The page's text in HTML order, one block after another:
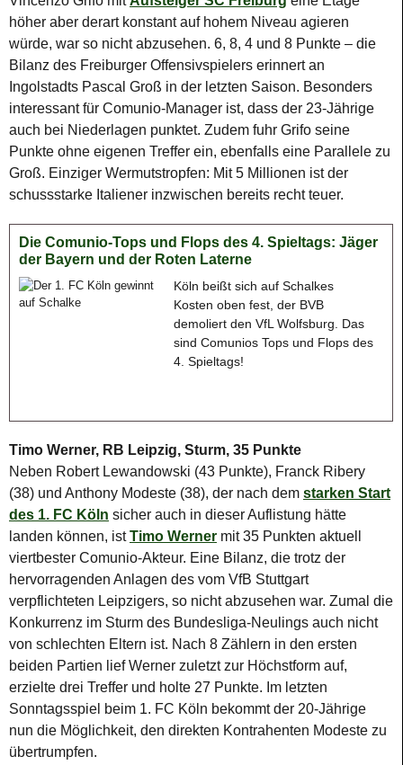
höher aber derart konstant auf hohem Niveau agieren
würde, war so nicht abzusehen. 6, 8, 4 und 8 Punkte – die
Bilanz des Freiburger Offensivspielers erinnert an
Ingolstadts Pascal Groß in der letzten Saison. Besonders
interessant für Comunio-Manager ist, dass der 23-Jährige
auch bei Niederlagen punktet. Zudem fuhr Grifo seine
Punkte ohne eigenen Treffer ein, ebenfalls eine Parallele zu
Groß. Einziger Wermutstropfen: Mit 5 Millionen ist der
schussstarke Italiener inzwischen bereits recht teuer.
Die Comunio-Tops und Flops des 4. Spieltags: Jäger
der Bayern und der Roten Laterne
Köln beißt sich auf Schalkes
Kosten oben fest, der BVB
demoliert den VfL Wolfsburg. Das
sind Comunios Tops und Flops des
4. Spieltags!
Timo Werner, RB Leipzig, Sturm, 35 Punkte
Neben Robert Lewandowski (43 Punkte), Franck Ribery
(38) und Anthony Modeste (38), der nach dem starken Start
des 1. FC Köln sicher auch in dieser Auflistung hätte
landen können, istTimo Werner mit 35 Punkten aktuell
viertbester Comunio-Akteur. Eine Bilanz, die trotz der
hervorragenden Anlagen des vom VfB Stuttgart
verpflichteten Leipzigers, so nicht abzusehen war. Zumal die
Konkurrenz im Sturm des Bundesliga-Neulings auch nicht
von schlechten Eltern ist. Nach 8 Zählern in den ersten
beiden Partien lief Werner zuletzt zur Höchstform auf,
erzielte drei Treffer und holte 27 Punkte. Im letzten
Sonntagsspiel beim 1. FC Köln bekommt der 20-Jährige
nun die Möglichkeit, den direkten Kontrahenten Modeste zu
übertrumpfen.